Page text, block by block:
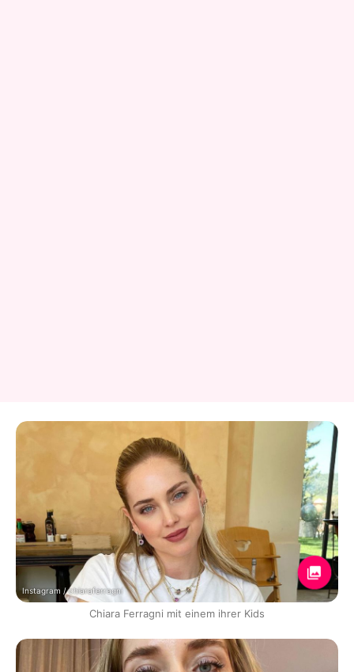
Instagram / chiaraferragni
Chiara Ferragni mit einem ihrer Kids